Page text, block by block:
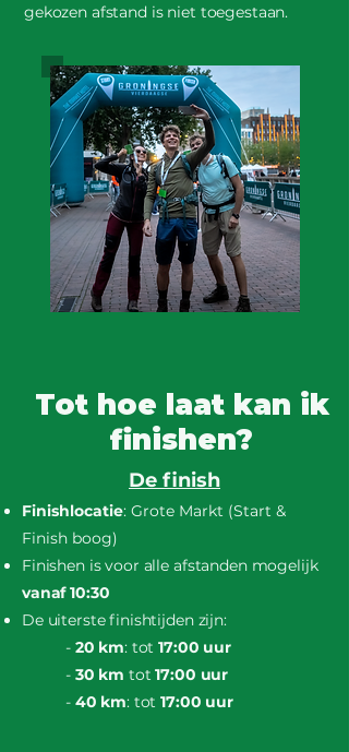
gekozen afstand is niet toegestaan.
Tot hoe laat kan ik
finishen?
De finish
Finishlocatie: Grote Markt (Start &
Finish boog)
Finishen is voor alle afstanden mogelijk
vanaf 10:30
De uiterste finishtijden zijn:
- 20 km: tot17:00 uur
-30 km tot 17:00 uur
- 40 km: tot17:00 uur